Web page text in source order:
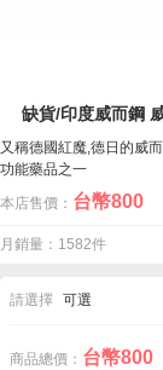
缺貨/印度威而鋼
又稱德國紅魔,德日的威
功能藥品之一
本店售價： 台幣800
月銷量：1582件
請選擇 可選
商品總價： 台幣800